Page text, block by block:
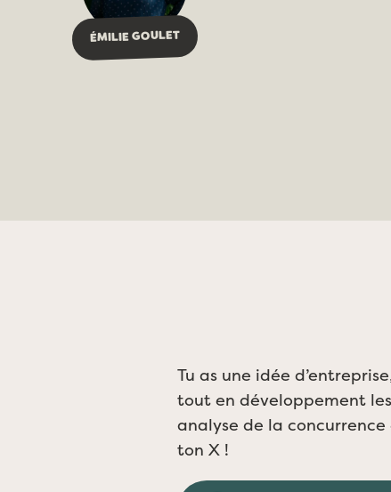
ÉMILIE GOULET
Tu as une idée
tout en développement
analyse de la
ton X !